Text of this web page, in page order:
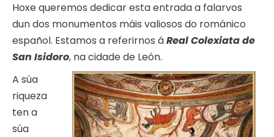
Hoxe queremos dedicar esta entrada a falarvos
dun dos monumentos máis valiosos do románico
español. Estamos a referirnos áReal Colexiata de
San Isidoro, na cidade de León.
A súa
riqueza
ten a
súa